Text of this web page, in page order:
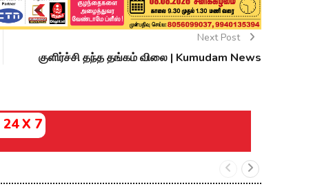
Next Post
குளிர்ச்சி தந்த தங்கம் விலை | Kumudam News
24 X 7